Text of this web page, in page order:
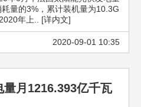
量的3%，累计装机量为10.3G
年上.. [详内文]
2020-09-01 10:35
月1216.393亿千瓦